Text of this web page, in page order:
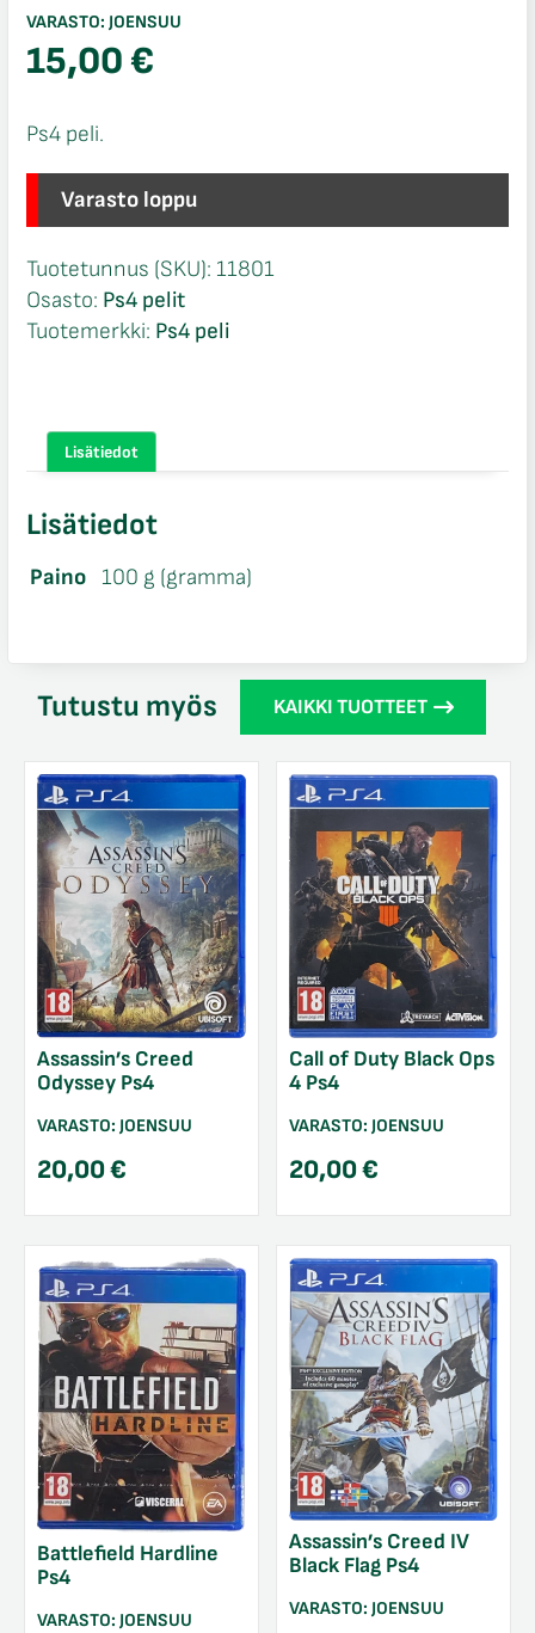
VARASTO: JOENSUU
15,00€
Ps4 peli.
Varasto loppu
Tuotetunnus (SKU): 11801
Osasto: Ps4 pelit
Tuotemerkki: Ps4 peli
Lisätiedot
Lisätiedot
Paino 100 g (gramma)
Tutustu myös KAIKKI TUOTTEET
Assassin’s Creed
Odyssey Ps4
VARASTO: JOENSUU
20,00€
Call of Duty Black Ops
4 Ps4
VARASTO: JOENSUU
20,00€
Battlefield Hardline
Ps4
VARASTO: JOENSUU
Assassin’s Creed IV
Black Flag Ps4
VARASTO: JOENSUU